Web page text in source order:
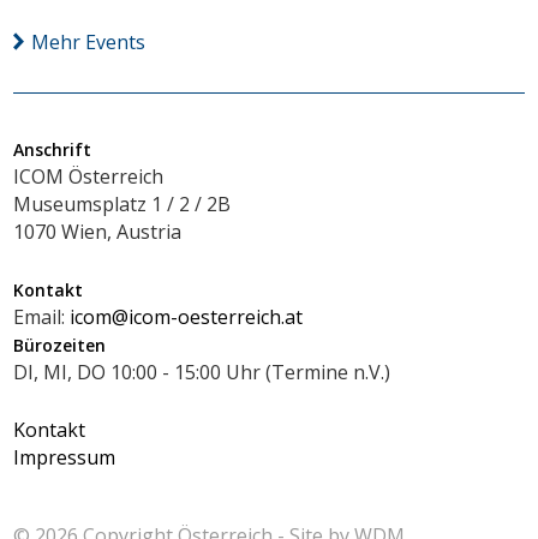
Mehr Events
Anschrift
ICOM Österreich
Museumsplatz 1 / 2 / 2B
1070 Wien, Austria
Kontakt
Email: icom@icom-oesterreich.at
Bürozeiten
DI, MI, DO 10:00 - 15:00 Uhr (Termine n.V.)
Kontakt
Impressum